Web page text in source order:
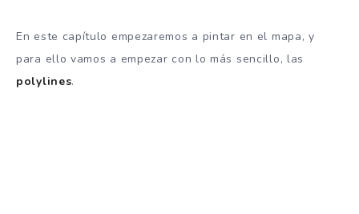
En este capítulo empezaremos a pintar en el mapa, y
para ello vamos a empezar con lo más sencillo, las
polylines.